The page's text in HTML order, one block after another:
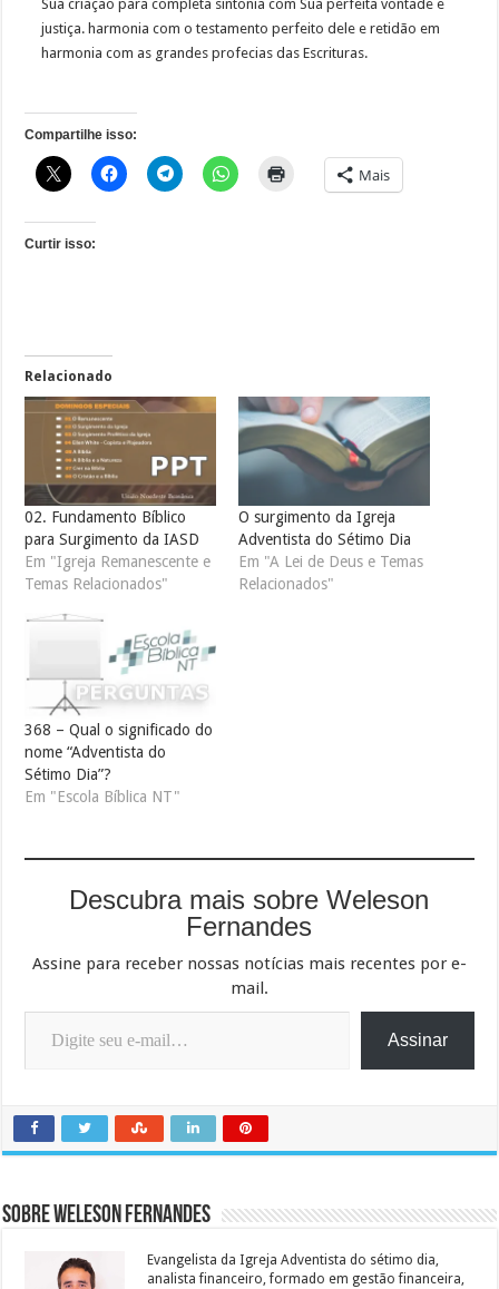
Sua criação para completa sintonia com Sua perfeita vontade e
justiça. harmonia com o testamento perfeito dele e retidão em
harmonia com as grandes profecias das Escrituras.
Compartilhe isso:
Mais
Curtir isso:
Relacionado
02. Fundamento Bíblico
para Surgimento da IASD
Em "Igreja Remanescente e
Temas Relacionados"
O surgimento da Igreja
Adventista do Sétimo Dia
Em "A Lei de Deus e Temas
Relacionados"
368 – Qual o significado do
nome “Adventista do
Sétimo Dia”?
Em "Escola Bíblica NT"
Descubra mais sobre Weleson
Fernandes
Assine para receber nossas notícias mais recentes por e-
mail.
Digite seu e-mail…
Assinar
Sobre Weleson Fernandes
Evangelista da Igreja Adventista do sétimo dia,
analista financeiro, formado em gestão financeira,